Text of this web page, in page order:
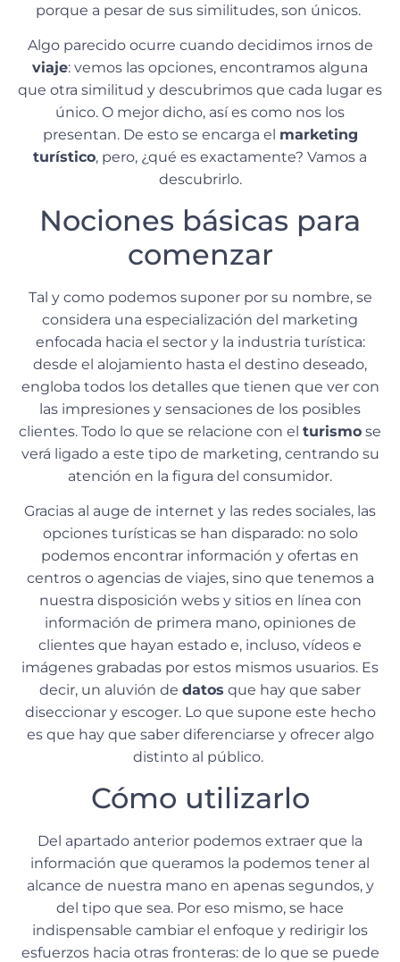
porque a pesar de sus similitudes, son únicos.
Algo parecido ocurre cuando decidimos irnos de
viaje: vemos las opciones, encontramos alguna
que otra similitud y descubrimos que cada lugar es
único. O mejor dicho, así es como nos los
presentan. De esto se encarga el marketing
turístico, pero, ¿qué es exactamente? Vamos a
descubrirlo.
Nociones básicas para
comenzar
Tal y como podemos suponer por su nombre, se
considera una especialización del marketing
enfocada hacia el sector y la industria turística:
desde el alojamiento hasta el destino deseado,
engloba todos los detalles que tienen que ver con
las impresiones y sensaciones de los posibles
clientes. Todo lo que se relacione con el turismo se
verá ligado a este tipo de marketing, centrando su
atención en la figura del consumidor.
Gracias al auge de internet y las redes sociales, las
opciones turísticas se han disparado: no solo
podemos encontrar información y ofertas en
centros o agencias de viajes, sino que tenemos a
nuestra disposición webs y sitios en línea con
información de primera mano, opiniones de
clientes que hayan estado e, incluso, vídeos e
imágenes grabadas por estos mismos usuarios. Es
decir, un aluvión de datos que hay que saber
diseccionar y escoger. Lo que supone este hecho
es que hay que saber diferenciarse y ofrecer algo
distinto al público.
Cómo utilizarlo
Del apartado anterior podemos extraer que la
información que queramos la podemos tener al
alcance de nuestra mano en apenas segundos, y
del tipo que sea. Por eso mismo, se hace
indispensable cambiar el enfoque y redirigir los
esfuerzos hacia otras fronteras: de lo que se puede